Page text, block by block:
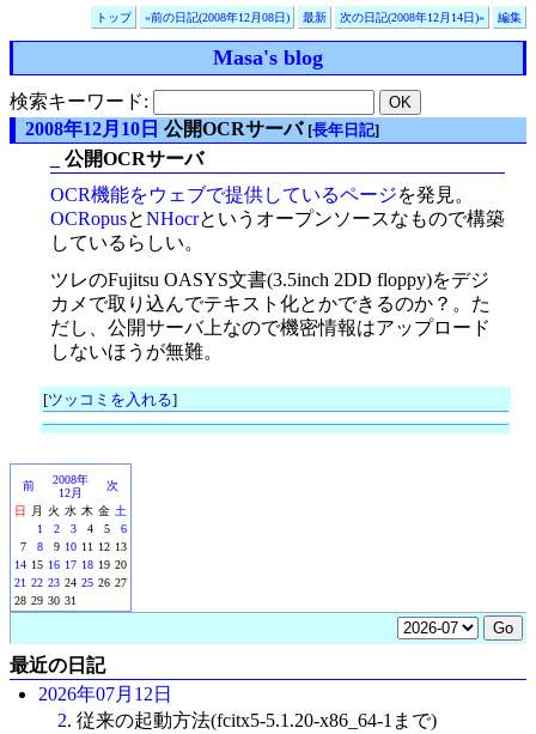
トップ «前の日記(2008年12月08日) 最新 次の日記(2008年12月14日)» 編集
Masa's blog
検索キーワード:
2008年12月10日 公開OCRサーバ [長年日記]
公開OCRサーバ
OCR機能をウェブで提供しているページを発見。
OCRopusとNHocrというオープンソースなもので構築
しているらしい。
ツレのFujitsu OASYS文書(3.5inch 2DD floppy)をデジ
カメで取り込んでテキスト化とかできるのか？。た
だし、公開サーバ上なので機密情報はアップロード
しないほうが無難。
[ツッコミを入れる]
前
2008年
12月
次
日
月 火 水 木 金 土
1
2 3 4 5
6
7
8 9 10 11 12 13
14 15 16 17 18 19 20
21 22 23 24 25 26 27
28 29 30 31
最近の日記
2026年07月12日
2. 従来の起動方法(fcitx5-5.1.20-x86_64-1まで)